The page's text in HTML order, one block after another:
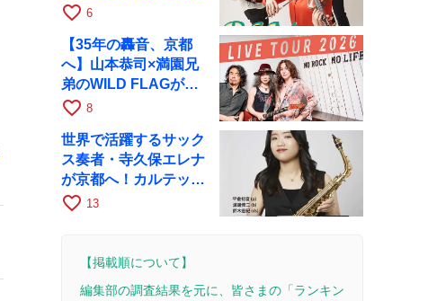
が初全国ツアーで8月
favorite_border 6
【35年の轟音、京都
へ】山本恭司×満園兄
弟のWILD FLAGが8
月6日にRAGでライブ
favorite_border 8
世界で活躍するサック
ス奏者・寺久保エレナ
が京都へ！カルテッ
ト・ツアー京都公演を
favorite_border 13
【掲載順について】
編集部の調査結果を元に、皆さまの「ランキン